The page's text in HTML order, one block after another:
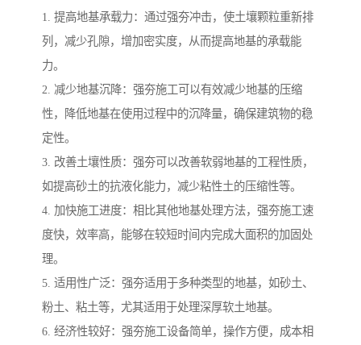
1. 提高地基承载力：通过强夯冲击，使土壤颗粒重新排
列，减少孔隙，增加密实度，从而提高地基的承载能
力。
2. 减少地基沉降：强夯施工可以有效减少地基的压缩
性，降低地基在使用过程中的沉降量，确保建筑物的稳
定性。
3. 改善土壤性质：强夯可以改善软弱地基的工程性质，
如提高砂土的抗液化能力，减少粘性土的压缩性等。
4. 加快施工进度：相比其他地基处理方法，强夯施工速
度快，效率高，能够在较短时间内完成大面积的加固处
理。
5. 适用性广泛：强夯适用于多种类型的地基，如砂土、
粉土、粘土等，尤其适用于处理深厚软土地基。
6. 经济性较好：强夯施工设备简单，操作方便，成本相